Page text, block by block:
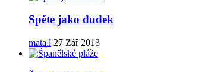
Spěte jako dudek
mata.l 27 Zář 2013